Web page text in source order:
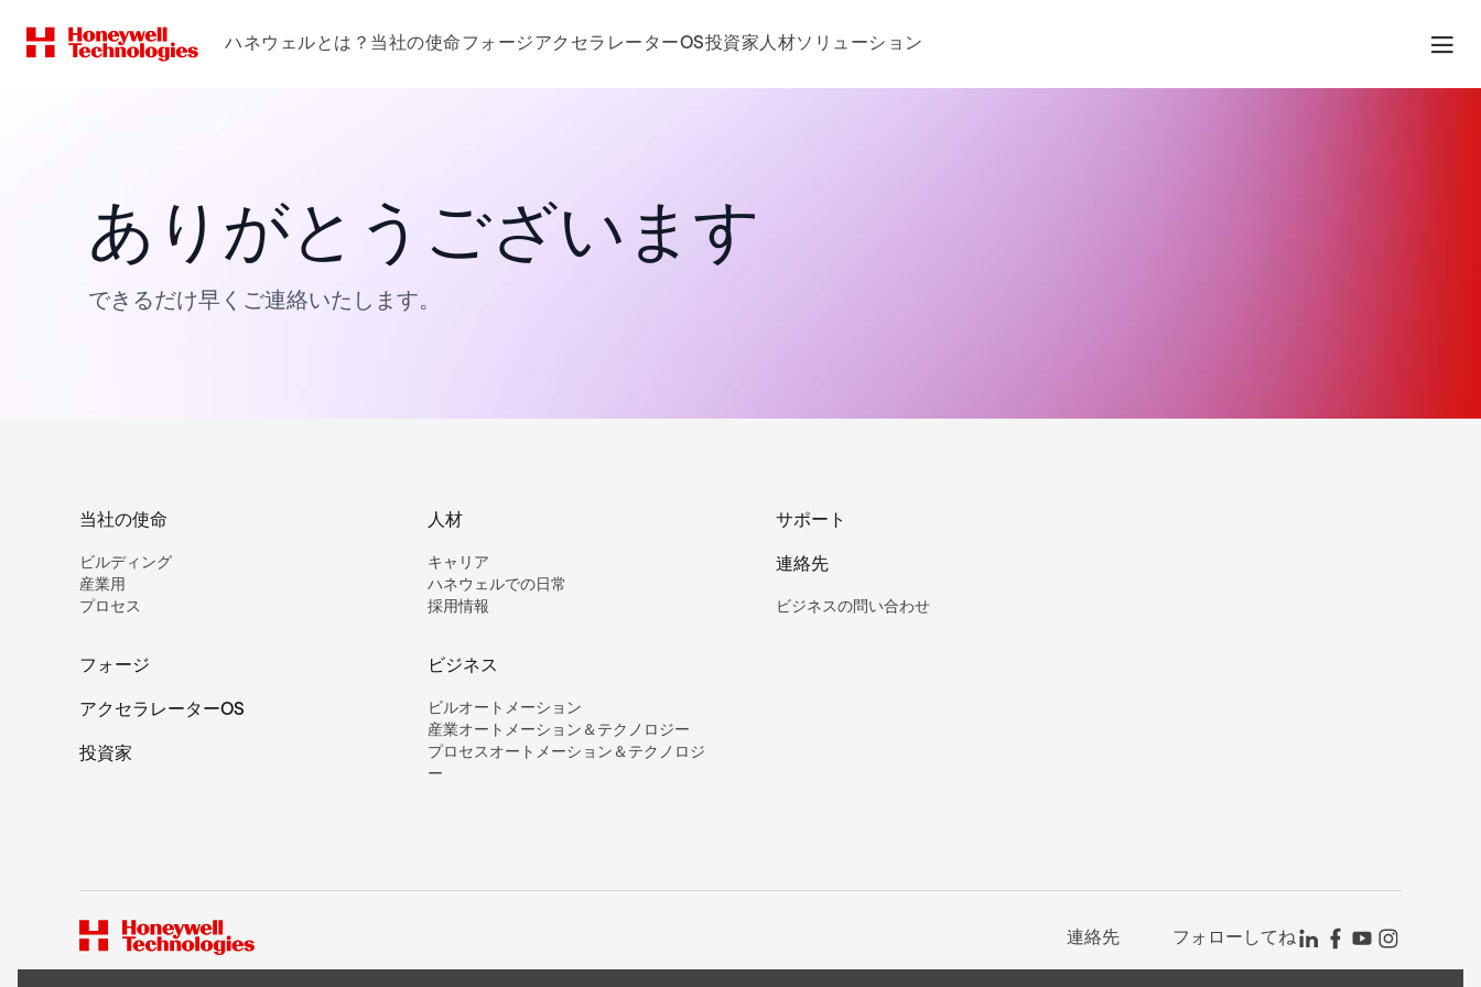
ハネウェルとは？ 当社の使命フォージアクセラレーターOS投資家 人材ソリューション
ありがとうございます
できるだけ早くご連絡いたします。
当社の使命
ビルディング
産業用
プロセス
フォージ
アクセラレーターOS
投資家
人材
キャリア
ハネウェルでの日常
採用情報
ビジネス
ビルオートメーション
産業オートメーション＆テクノロジー
プロセスオートメーション＆テクノロジ
ー
サポート
連絡先
ビジネスの問い合わせ
連絡先 フォローしてね